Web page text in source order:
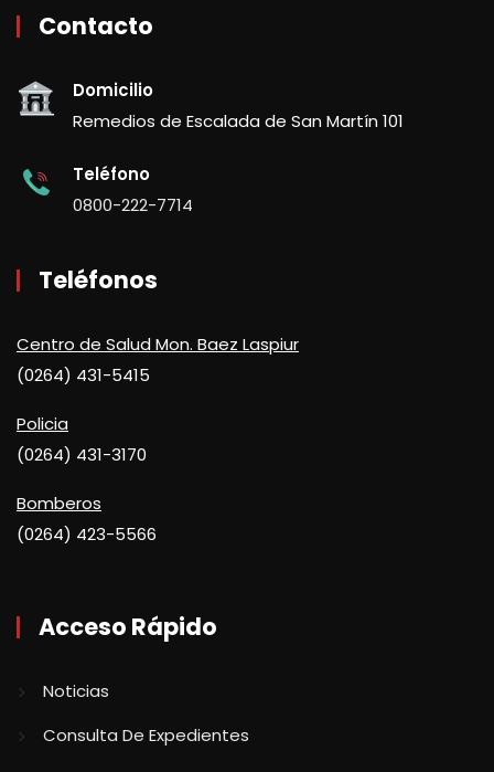
Contacto
Domicilio
Remedios de Escalada de San Martín 101
Teléfono
0800-222-7714
Teléfonos
Centro de Salud Mon. Baez Laspiur
(0264) 431-5415
Policia
(0264) 431-3170
Bomberos
(0264) 423-5566
Acceso Rápido
Noticias
Consulta De Expedientes